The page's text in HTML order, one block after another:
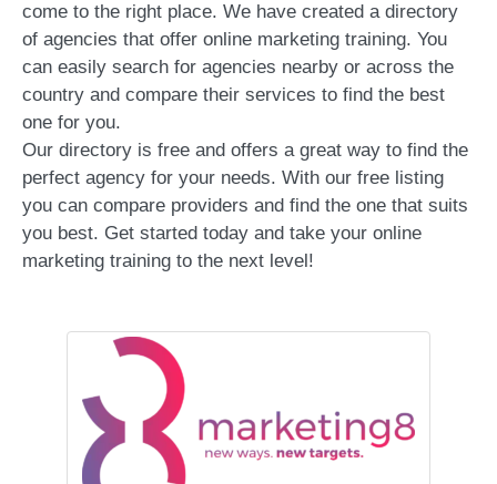
come to the right place. We have created a directory
of agencies that offer online marketing training. You
can easily search for agencies nearby or across the
country and compare their services to find the best
one for you.
Our directory is free and offers a great way to find the
perfect agency for your needs. With our free listing
you can compare providers and find the one that suits
you best. Get started today and take your online
marketing training to the next level!